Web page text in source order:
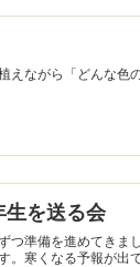
えながら「どんな色
を送る会
つ準備を進めてきま
。寒くなる予報が出